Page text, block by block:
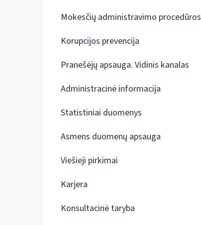
Mokesčių administravimo procedūros
Korupcijos prevencija
Pranešėjų apsauga. Vidinis kanalas
Administracinė informacija
Statistiniai duomenys
Asmens duomenų apsauga
Viešieji pirkimai
Karjera
Konsultacinė taryba